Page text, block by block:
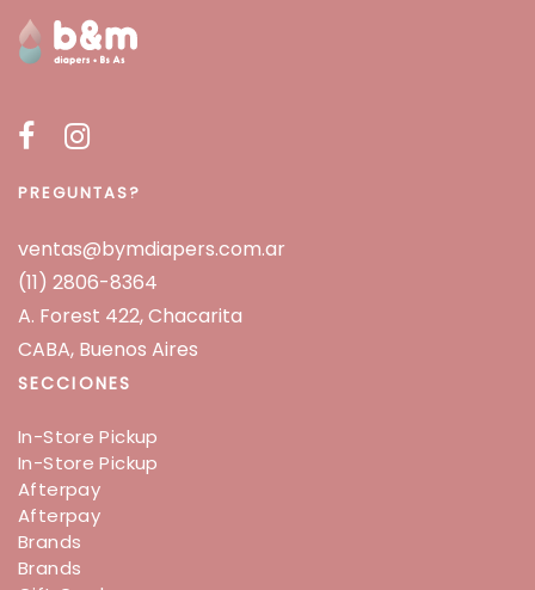
PREGUNTAS?
ventas@bymdiapers.com.ar
(11) 2806-8364
A. Forest 422, Chacarita
CABA, Buenos Aires
SECCIONES
In-Store Pickup
In-Store Pickup
Afterpay
Afterpay
Brands
Brands